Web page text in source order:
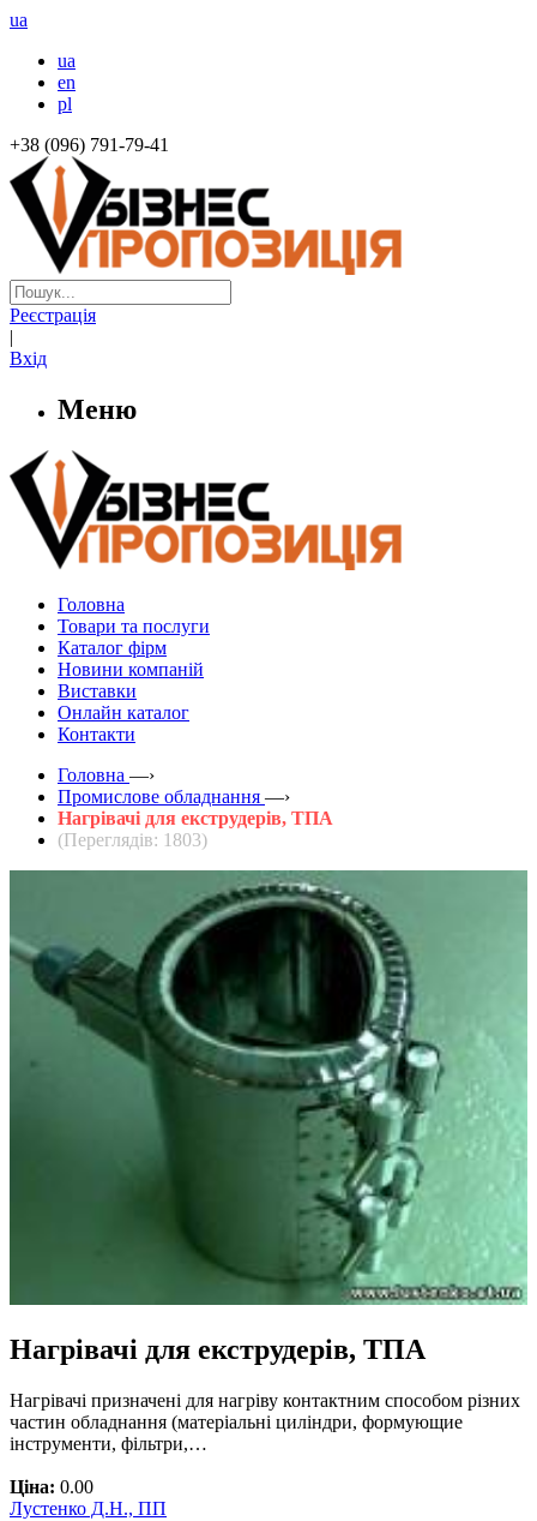
ua
ua
en
pl
+38 (096) 791-79-41
Реєстрація
|
Вхід
Меню
Головна
Товари та послуги
Каталог фірм
Новини компаній
Виставки
Онлайн каталог
Контакти
Головна —›
Промислове обладнання —›
Нагрівачі для екструдерів, ТПА
(Переглядів: 1803)
Нагрівачі для екструдерів, ТПА
Нагрівачі призначені для нагріву контактним способом різних
частин обладнання (матеріальні циліндри, формующие
інструменти, фільтри,…
Ціна: 0.00
Лустенко Д.Н., ПП